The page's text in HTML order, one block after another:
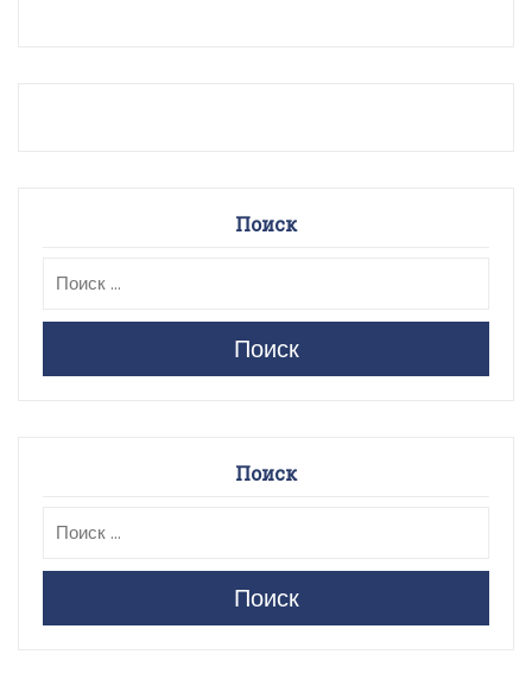
Поиск
Поиск
Поиск
Поиск